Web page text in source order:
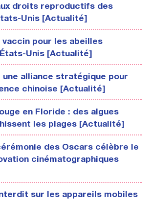
droits reproductifs des
Unis [Actualité]
pour les abeilles
Unis [Actualité]
une alliance stratégique pour
chinoise [Actualité]
en Floride : des algues
les plages [Actualité]
des Oscars célèbre le
cinématographiques
sur les appareils mobiles